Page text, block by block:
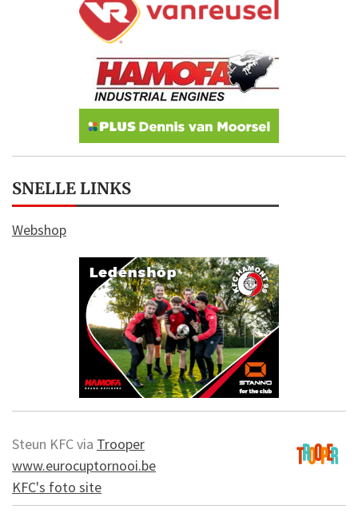
SNELLE LINKS
Webshop
Steun KFC via Trooper
www.eurocuptornooi.be
KFC's foto site